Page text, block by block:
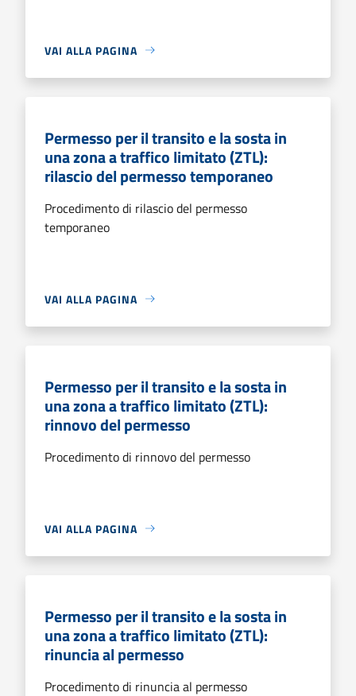
VAI ALLA PAGINA
Permesso per il transito e la sosta in
una zona a traffico limitato (ZTL):
rilascio del permesso temporaneo
Procedimento di rilascio del permesso
temporaneo
VAI ALLA PAGINA
Permesso per il transito e la sosta in
una zona a traffico limitato (ZTL):
rinnovo del permesso
Procedimento di rinnovo del permesso
VAI ALLA PAGINA
Permesso per il transito e la sosta in
una zona a traffico limitato (ZTL):
rinuncia al permesso
Procedimento di rinuncia al permesso